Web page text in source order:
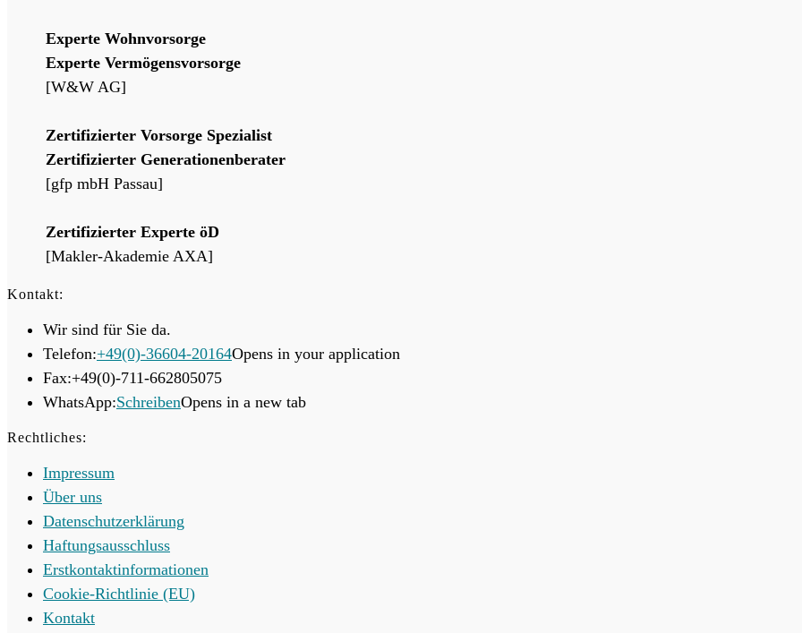
Experte Wohnvorsorge
Experte Vermögensvorsorge
[W&W AG]
Zertifizierter Vorsorge Spezialist
Zertifizierter Generationenberater
[gfp mbH Passau]
Zertifizierter Experte öD
[Makler-Akademie AXA]
Kontakt:
Wir sind für Sie da.
Telefon:+49(0)-36604-20164Opens in your application
Fax:+49(0)-711-662805075
WhatsApp:SchreibenOpens in a new tab
Rechtliches:
Impressum
Über uns
Datenschutzerklärung
Haftungsausschluss
Erstkontaktinformationen
Cookie-Richtlinie (EU)
Kontakt